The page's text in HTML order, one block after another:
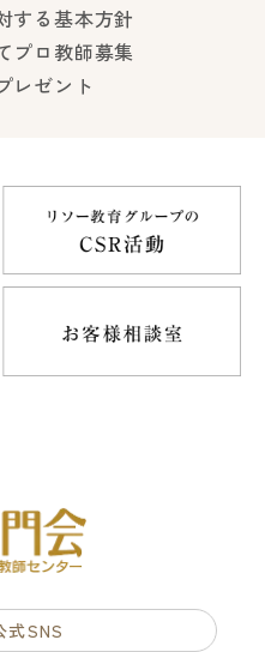
する基本方針
プロ教師募集
レゼント
式SNS